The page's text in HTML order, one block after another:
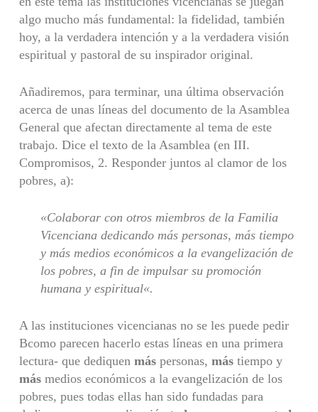
algo mucho más fundamental: la fidelidad, también
hoy, a la verdadera intención y a la verdadera visión
espiritual y pastoral de su inspirador original.
Añadiremos, para terminar, una última observación
acerca de unas líneas del documento de la Asamblea
General que afectan directamente al tema de este
trabajo. Dice el texto de la Asamblea (en III.
Compromisos, 2. Responder juntos al clamor de los
pobres, a):
«Colaborar con otros miembros de la Familia
Vicenciana dedicando más personas, más tiempo
y más medios económicos a la evangelización de
los pobres, a fin de impulsar su promoción
humana y espiritual«.
A las instituciones vicencianas no se les puede pedir
Bcomo parecen hacerlo estas líneas en una primera
lectura- que dediquen máspersonas, mástiempo y
más medios económicos a la evangelización de los
pobres, pues todas ellas han sido fundadas para